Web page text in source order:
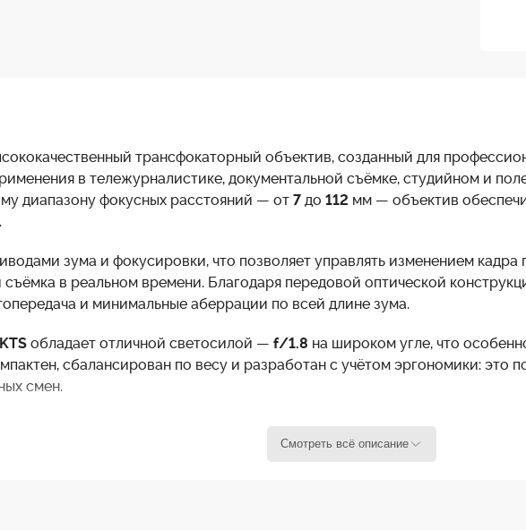
трансфокаторный объектив, созданный для
в тележурналистике, документальной съёмке, студийном и
диапазону фокусных расстояний — от 7 до 112 мм — объектив
зума и фокусировки, что позволяет управлять изменением кадра
в реальном времени. Благодаря передовой оптической
и минимальные аберрации по всей длине зума.
обладает отличной светосилой — f/1.8 на широком угле, что
сбалансирован по весу и разработан с учётом эргономики: это
смен.
и операторов, которым требуется точность, мобильность и
Смотреть всё описание